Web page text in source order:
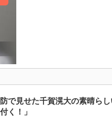
で見せた千賀滉大の素晴ら
く！」